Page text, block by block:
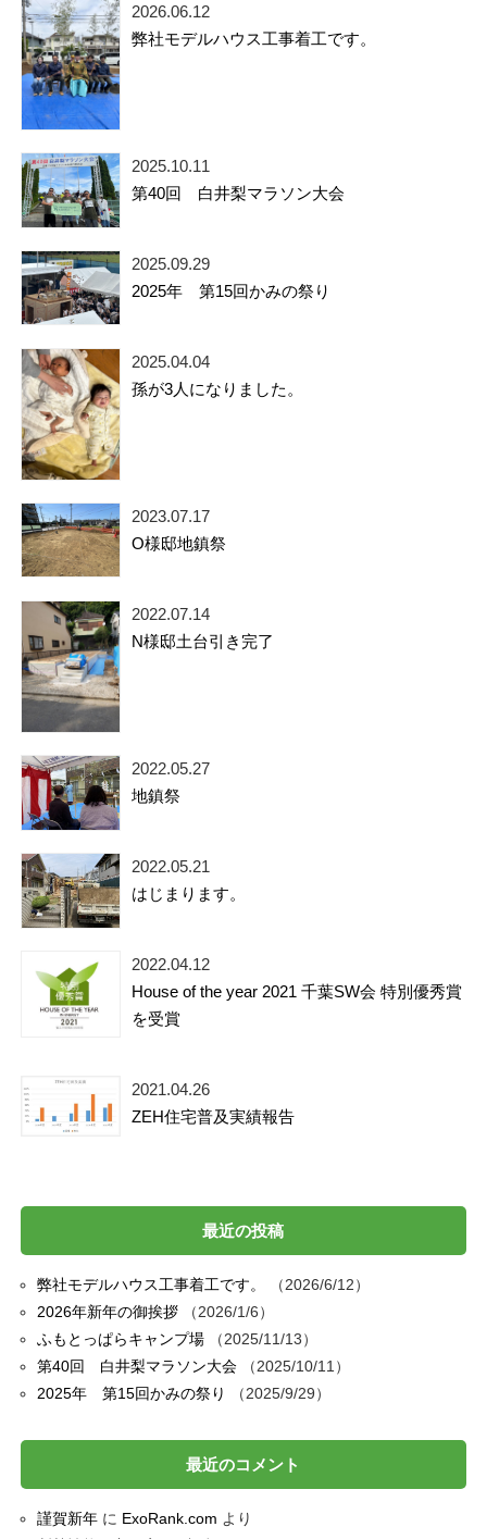
2026.06.12
弊社モデルハウス工事着工です。
2025.10.11
第40回 白井梨マラソン大会
2025.09.29
2025年 第15回かみの祭り
2025.04.04
孫が3人になりました。
2023.07.17
O様邸地鎮祭
2022.07.14
N様邸土台引き完了
2022.05.27
地鎮祭
2022.05.21
はじまります。
2022.04.12
House of the year 2021 千葉SW会 特別優秀賞
を受賞
2021.04.26
ZEH住宅普及実績報告
最近の投稿
弊社モデルハウス工事着工です。
2026/6/12
2026年新年の御挨拶
2026/1/6
ふもとっぱらキャンプ場
2025/11/13
第40回 白井梨マラソン大会
2025/10/11
2025年 第15回かみの祭り
2025/9/29
最近のコメント
謹賀新年に ExoRank.com より